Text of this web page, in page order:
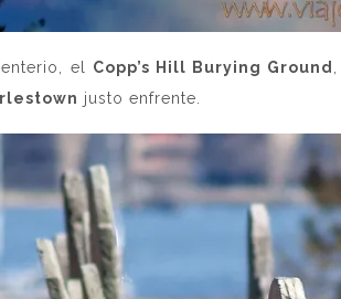
el Copp’s Hill Burying Ground
justo enfrente.